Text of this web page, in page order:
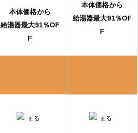
本体価格から
給湯器最大91％OF
F
本体価格から
給湯器最大91％OF
F